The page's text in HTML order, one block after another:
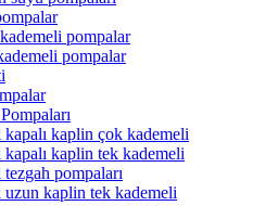
pompalar
pompalar
kaplin çok kademeli
kaplin tek kademeli
pompaları
kaplin tek kademeli